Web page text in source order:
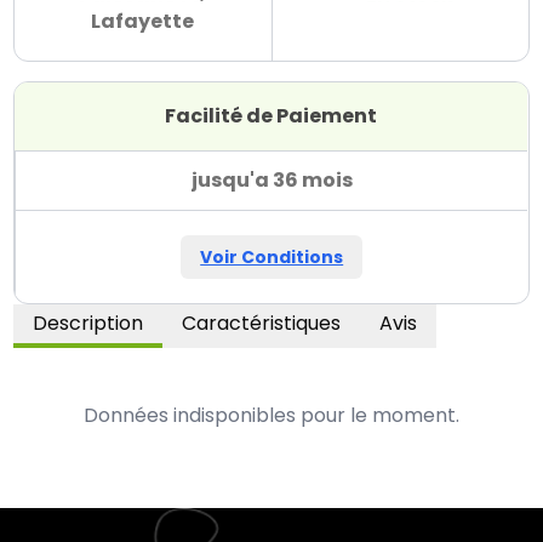
Lafayette
Facilité de Paiement
jusqu'a 36 mois
Voir Conditions
Description Caractéristiques Avis
Données indisponibles pour le moment.